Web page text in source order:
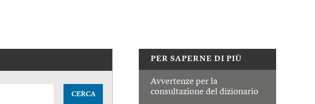
PER SAPERNE DI PIÙ
Avvertenze per la
consultazione del dizionario
CERCA